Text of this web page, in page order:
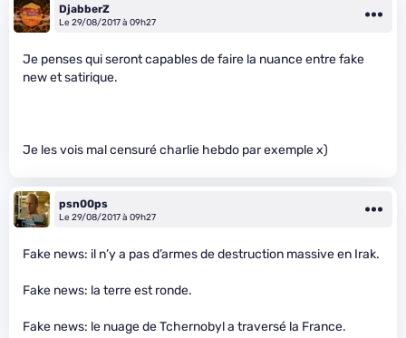
DjabberZ
Le 29/08/2017 à 09h27
Je penses qui seront capables de faire la nuance entre fake
new et satirique.
Je les vois mal censuré charlie hebdo par exemple x)
psn00ps
Le 29/08/2017 à 09h27
Fake news: il n’y a pas d’armes de destruction massive en Irak.
Fake news: la terre est ronde.
Fake news: le nuage de Tchernobyl a traversé la France.